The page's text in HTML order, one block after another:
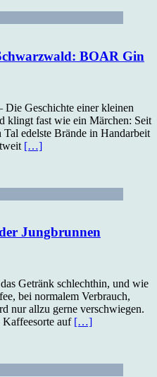
BOAR Gin
Die Geschichte einer kleinen
klingt fast wie ein Märchen: Seit
edelste Brände in Handarbeit
[…]
Jungbrunnen
Getränk schlechthin, und wie
bei normalem Verbrauch,
nur allzu gerne verschwiegen.
auf […]